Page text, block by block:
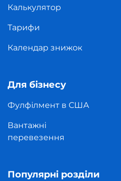
Калькулятор
Тарифи
Календар знижок
Для бізнесу
Фулфілмент в США
Вантажні
перевезення
Популярні розділи